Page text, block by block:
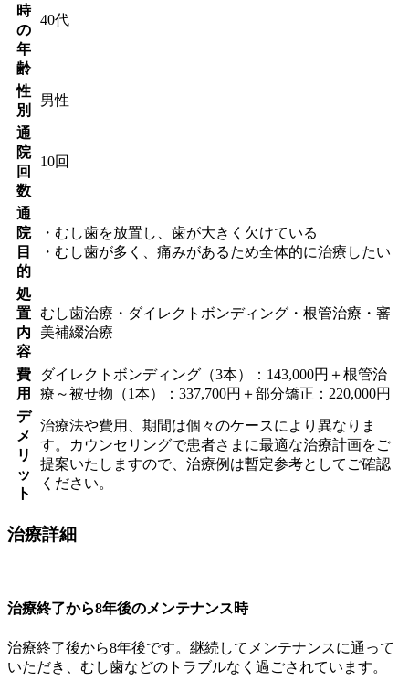
時
の
年
齢
40代
性
別
男性
通
院
回
数
10回
通
院
目
的
・むし歯を放置し、歯が大きく欠けている
・むし歯が多く、痛みがあるため全体的に治療したい
処
置
内
容
むし歯治療・ダイレクトボンディング・根管治療・審
美補綴治療
費
用
ダイレクトボンディング（3本）：143,000円＋根管治
療～被せ物（1本）：337,700円＋部分矯正：220,000円
デ
メ
リ
ッ
ト
治療法や費用、期間は個々のケースにより異なりま
す。カウンセリングで患者さまに最適な治療計画をご
提案いたしますので、治療例は暫定参考としてご確認
ください。
治療詳細
治療終了から8年後のメンテナンス時
治療終了後から8年後です。継続してメンテナンスに通って
いただき、むし歯などのトラブルなく過ごされています。